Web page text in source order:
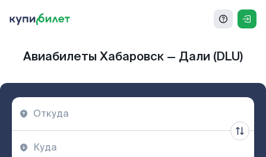
Авиабилеты Хабаровск — Дали (DLU)